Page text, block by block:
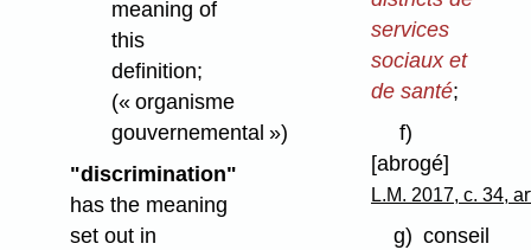
meaning of
this
definition;
(« organisme
gouvernemental »)
"discrimination"
has the meaning
set out in
services
sociaux et
de santé;
f)
[abrogé]
L.M. 2017, c. 34,
g) conseil